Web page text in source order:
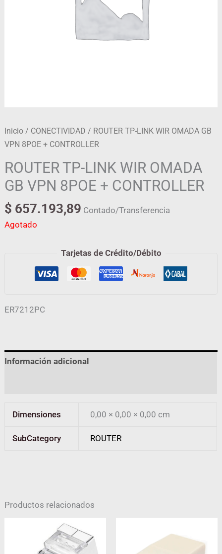
Inicio / CONECTIVIDAD / ROUTER TP-LINK WIR OMADA GB
VPN 8POE + CONTROLLER
ROUTER TP-LINK WIR OMADA
GB VPN 8POE + CONTROLLER
$ 657.193,89 Contado/Transferencia
Agotado
Tarjetas de Crédito/Débito
ER7212PC
Información adicional
Dimensiones 0,00 × 0,00 × 0,00 cm
SubCategory ROUTER
Productos relacionados